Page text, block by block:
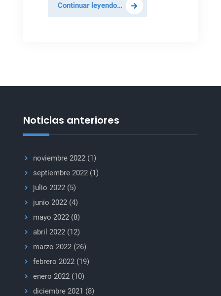
Continuar leyendo…Guterres
saluda
Noticias anteriores
noviembre 2022(1)
septiembre 2022(1)
julio 2022(5)
junio 2022(4)
mayo 2022(8)
abril 2022(12)
marzo 2022(26)
febrero 2022(19)
enero 2022(10)
diciembre 2021 (8)